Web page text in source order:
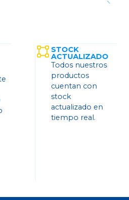
STOCK
ACTUALIZADO
Todos nuestros
productos
cuentan con
stock
actualizado en
tiempo real.